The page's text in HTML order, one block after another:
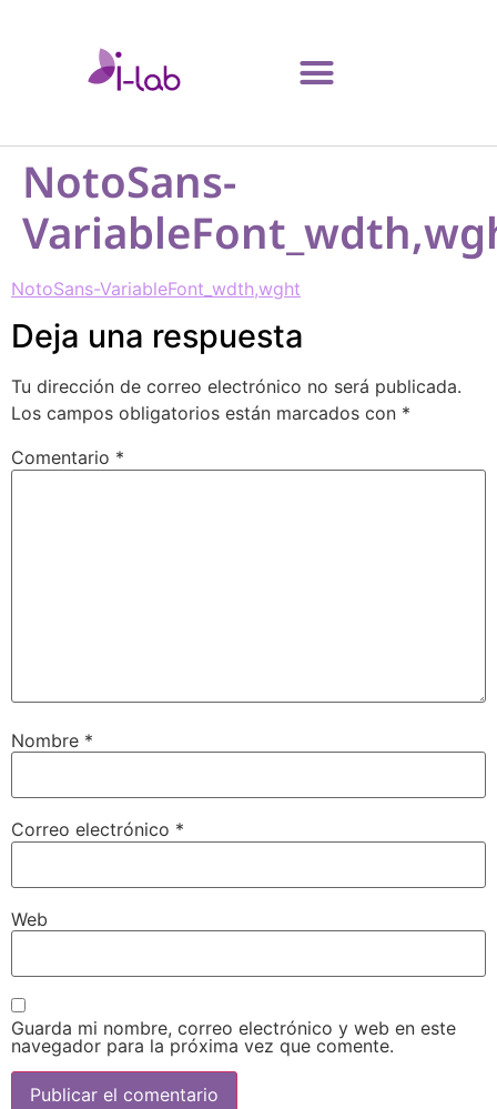
NotoSans-
NotoSans-VariableFont_wdth,wght
Deja una respuesta
Tu dirección de correo electrónico no será publicada.
Los campos obligatorios están marcados con *
Comentario *
Nombre *
Correo electrónico *
Web
Guarda mi nombre, correo electrónico y web en este
navegador para la próxima vez que comente.